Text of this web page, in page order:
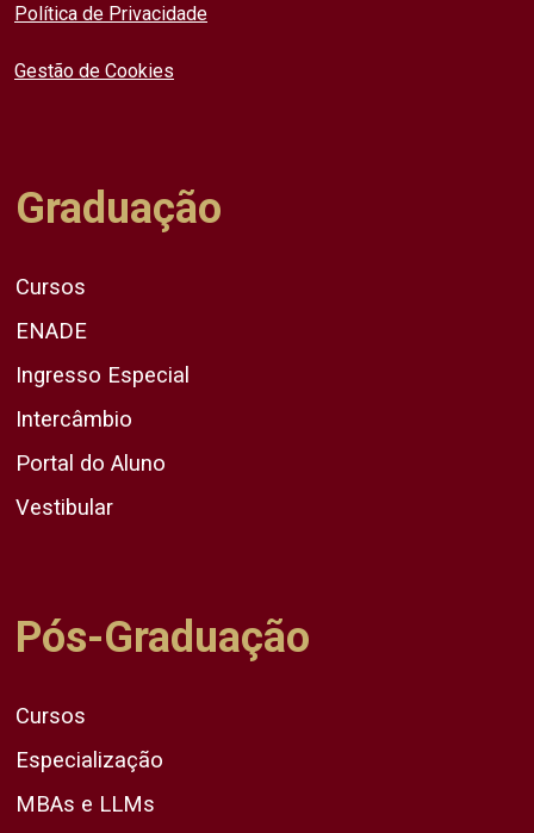
Política de Privacidade
Gestão de Cookies
Graduação
Cursos
ENADE
Ingresso Especial
Intercâmbio
Portal do Aluno
Vestibular
Pós-Graduação
Cursos
Especialização
MBAs e LLMs